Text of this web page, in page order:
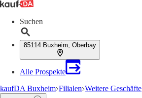
Suchen
85114 Buxheim, Oberbay
Alle Prospekte
kaufDA Buxheim Filialen Weitere Geschäfte